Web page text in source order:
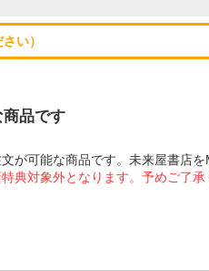
い）
品です
が可能な商品です。未来屋書店
典対象外となります。予めご了承